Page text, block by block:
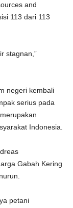
and
113 dari 113
stagnan,”
negeri kembali
serius pada
Indonesia.
Gabah Kering
petani